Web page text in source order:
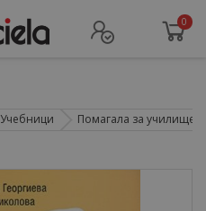
0
Учебници Помагала за училище